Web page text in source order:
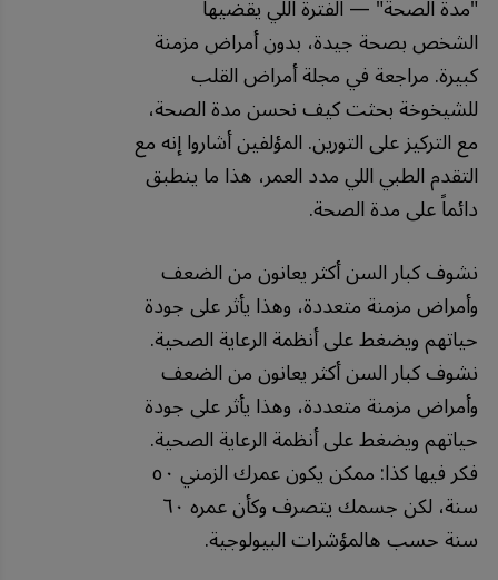
"مدة الصحة" — الفترة اللي يقضيها
الشخص بصحة جيدة، بدون أمراض مزمنة
كبيرة. مراجعة في مجلة أمراض القلب
للشيخوخة بحثت كيف نحسن مدة الصحة،
مع التركيز على التورين. المؤلفين أشاروا إنه مع
التقدم الطبي اللي مدد العمر، هذا ما ينطبق
دائماً على مدة الصحة.
نشوف كبار السن أكثر يعانون من الضعف
وأمراض مزمنة متعددة، وهذا يأثر على جودة
حياتهم ويضغط على أنظمة الرعاية الصحية.
نشوف كبار السن أكثر يعانون من الضعف
وأمراض مزمنة متعددة، وهذا يأثر على جودة
حياتهم ويضغط على أنظمة الرعاية الصحية.
فكر فيها كذا: ممكن يكون عمرك الزمني ٥٠
سنة، لكن جسمك يتصرف وكأن عمره ٦٠
سنة حسب هالمؤشرات البيولوجية.